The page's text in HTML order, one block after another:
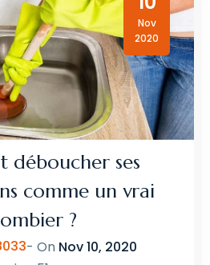
Nov
2020
déboucher ses
comme un vrai
?
- On Nov 10, 2020